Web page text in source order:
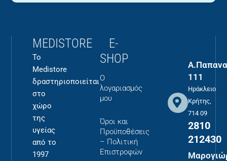
MEDISTORE
Το
Medistore
δραστηριοποιείται
στο
χώρο
της
υγείας
από το
1997
E-
SHOP
Ο
λογαριασμός
μου
Όροι και
Προϋποθέσεις
– Πολιτική
Επιστροφών
111
Ηράκλειο
Κρήτης,
714 09
2810
212430